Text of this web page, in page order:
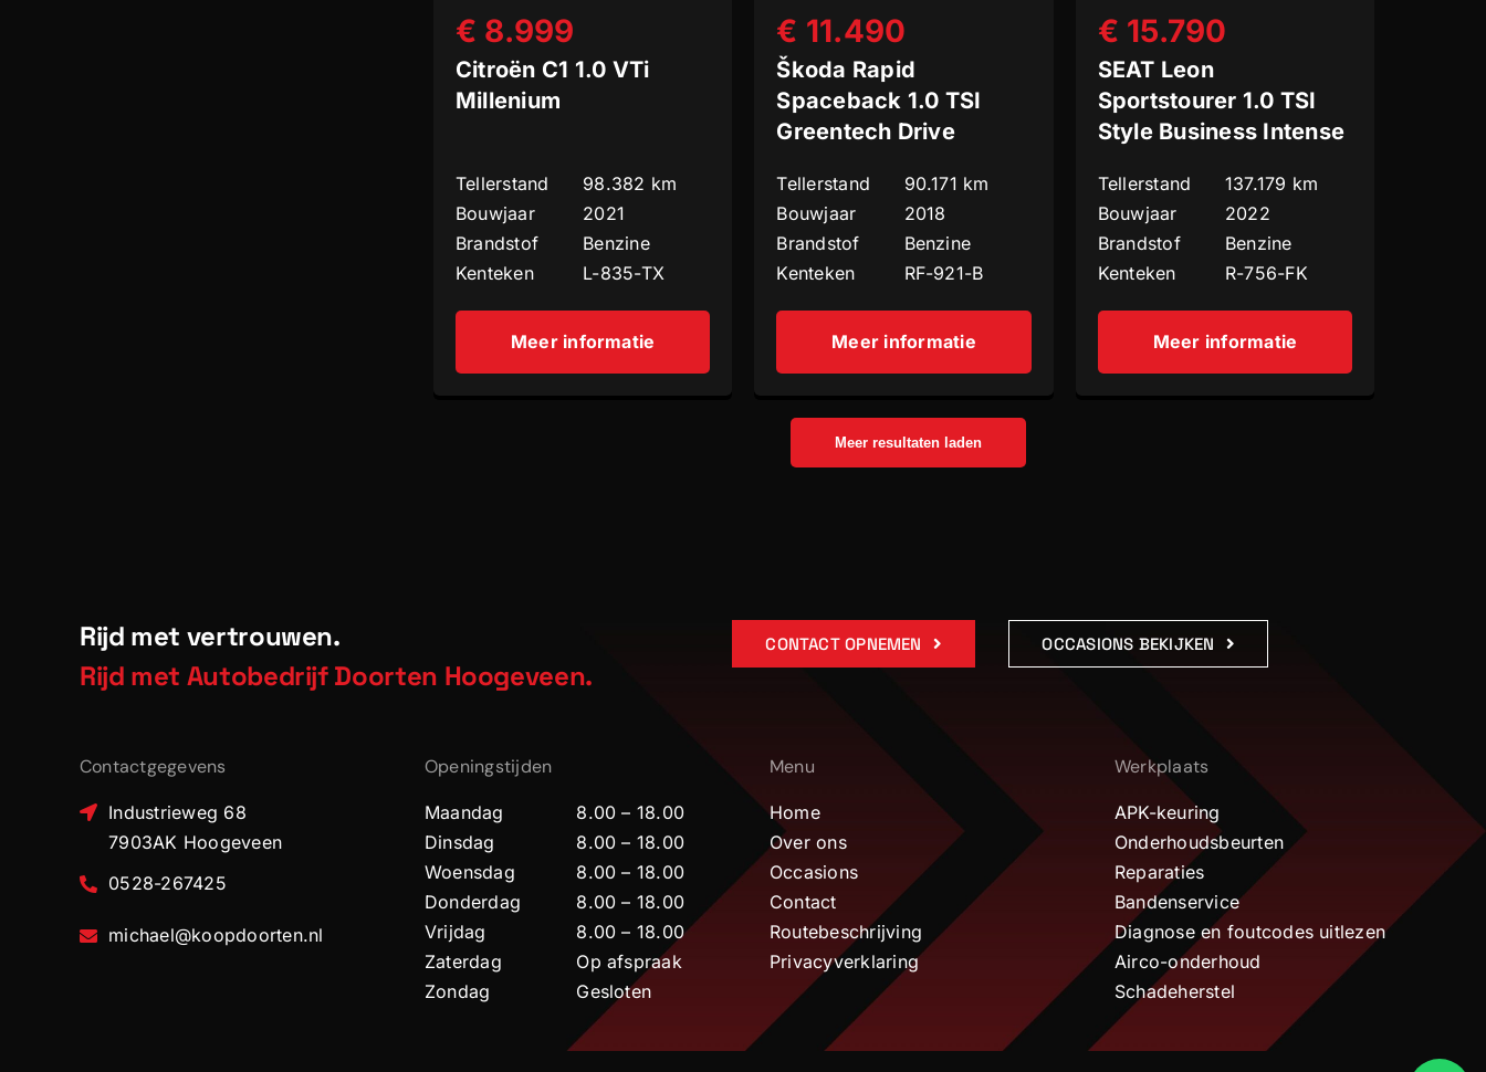
€ 8.999
Citroën C1 1.0 VTi
Millenium
Tellerstand
98.382 km
Bouwjaar
2021
Brandstof
Benzine
Kenteken
L-835-TX
Meer informatie
€ 11.490
Škoda Rapid
Spaceback 1.0 TSI
Greentech Drive
Tellerstand
90.171 km
Bouwjaar
2018
Brandstof
Benzine
Kenteken
RF-921-B
Meer informatie
€ 15.790
SEAT Leon
Sportstourer 1.0 TSI
Style Business Intense
Tellerstand
137.179 km
Bouwjaar
2022
Brandstof
Benzine
Kenteken
R-756-FK
Meer informatie
Meer resultaten laden
Rijd met vertrouwen.
Rijd met Autobedrijf Doorten Hoogeveen.
CONTACT OPNEMEN OCCASIONS BEKIJKEN
Contactgegevens
Industrieweg 68
7903AK Hoogeveen
0528-267425
michael@koopdoorten.nl
Openingstijden
Maandag
Dinsdag
Woensdag
Donderdag
Vrijdag
Zaterdag
Zondag
8.00 – 18.00
8.00 – 18.00
8.00 – 18.00
8.00 – 18.00
8.00 – 18.00
Op afspraak
Gesloten
Menu
Home
Over ons
Occasions
Contact
Routebeschrijving
Privacyverklaring
Werkplaats
APK-keuring
Onderhoudsbeurten
Reparaties
Bandenservice
Diagnose en foutcodes uitlezen
Airco-onderhoud
Schadeherstel